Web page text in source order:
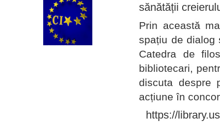
sănătății
Prin această
spațiu de dialog
Catedra de
bibliotecari,
discuta despre
acțiune în
https://